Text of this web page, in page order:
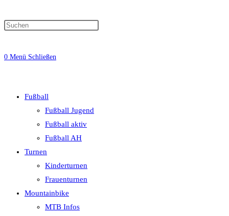
0 Menü Schließen
Fußball
Fußball Jugend
Fußball aktiv
Fußball AH
Turnen
Kinderturnen
Frauenturnen
Mountainbike
MTB Infos